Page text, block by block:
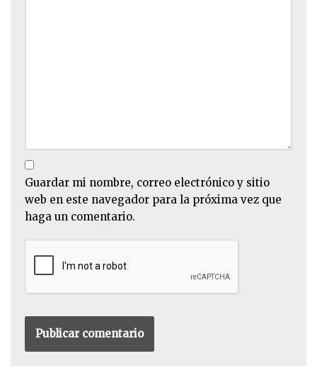
Guardar mi nombre, correo electrónico y sitio
web en este navegador para la próxima vez que
haga un comentario.